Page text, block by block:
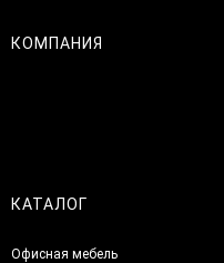
КОМПАНИЯ
КАТАЛОГ
Офисная мебель